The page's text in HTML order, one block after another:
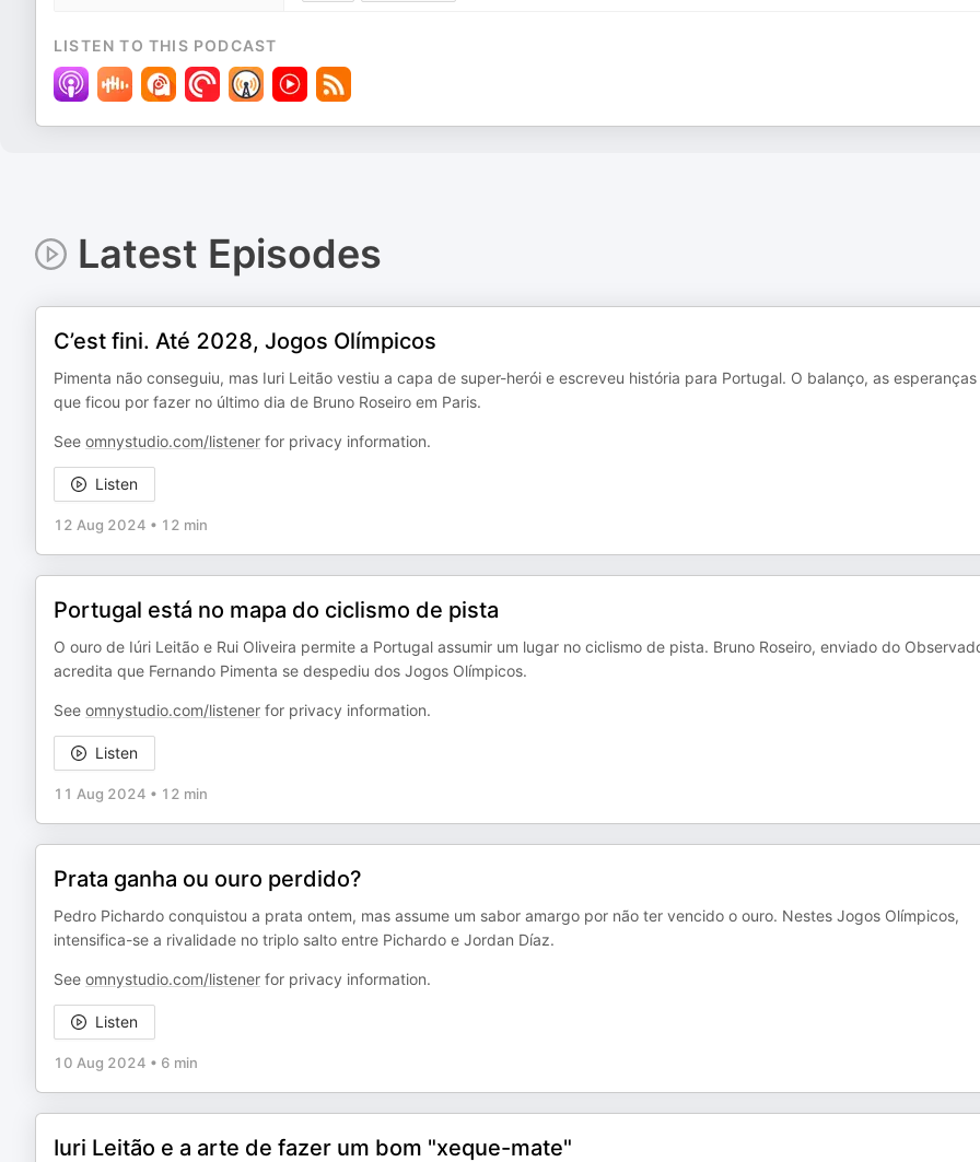
LISTEN TO THIS PODCAST
Latest Episodes
C’est fini. Até 2028, Jogos Olímpicos
Pimenta não conseguiu, mas Iuri Leitão vestiu a capa de super-herói e escreveu história para Portugal. O balanço, as esperanças
que ficou por fazer no último dia de Bruno Roseiro em Paris.
See omnystudio.com/listener for privacy information.
Listen
12 Aug 2024 • 12 min
Portugal está no mapa do ciclismo de pista
O ouro de Iúri Leitão e Rui Oliveira permite a Portugal assumir um lugar no ciclismo de pista. Bruno Roseiro, enviado do
acredita que Fernando Pimenta se despediu dos Jogos Olímpicos.
See omnystudio.com/listener for privacy information.
Listen
11 Aug 2024 • 12 min
Prata ganha ou ouro perdido?
Pedro Pichardo conquistou a prata ontem, mas assume um sabor amargo por não ter vencido o ouro. Nestes Jogos Olímpicos,
intensifica-se a rivalidade no triplo salto entre Pichardo e Jordan Díaz.
See omnystudio.com/listener for privacy information.
Listen
10 Aug 2024 • 6 min
Iuri Leitão e a arte de fazer um bom "xeque-mate"